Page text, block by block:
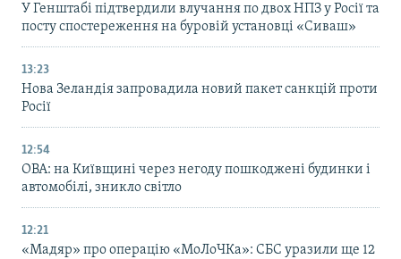
У Генштабі підтвердили влучання по двох НПЗ у Росії та
посту спостереження на буровій установці «Сиваш»
13:23
Нова Зеландія запровадила новий пакет санкцій проти
Росії
12:54
ОВА: на Київщині через негоду пошкоджені будинки і
автомобілі, зникло світло
12:21
«Мадяр» про операцію «МоЛоЧКа»: СБС уразили ще 12